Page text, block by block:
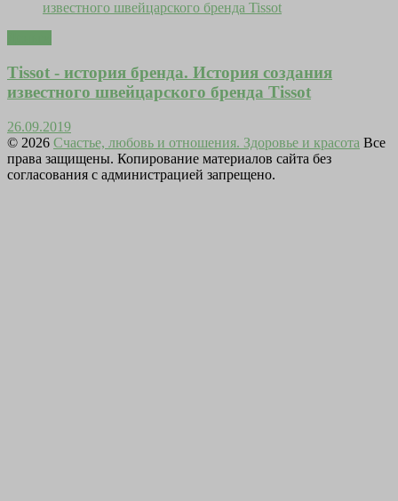
Tissot - история бренда. История создания
известного швейцарского бренда Tissot
26.09.2019
© 2026 Счастье, любовь и отношения. Здоровье и красота Все
права защищены. Копирование материалов сайта без
согласования с администрацией запрещено.